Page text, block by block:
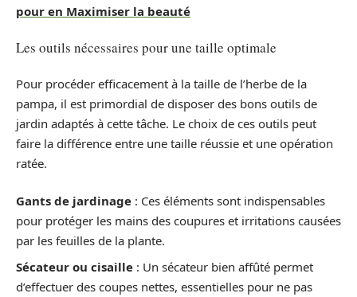
pour en Maximiser la beauté
Les outils nécessaires pour une taille optimale
Pour procéder efficacement à la taille de l’herbe de la
pampa, il est primordial de disposer des bons outils de
jardin adaptés à cette tâche. Le choix de ces outils peut
faire la différence entre une taille réussie et une opération
ratée.
Gants de jardinage : Ces éléments sont indispensables
pour protéger les mains des coupures et irritations causées
par les feuilles de la plante.
Sécateur ou cisaille : Un sécateur bien affûté permet
d’effectuer des coupes nettes, essentielles pour ne pas